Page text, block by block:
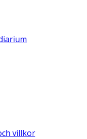
villkor